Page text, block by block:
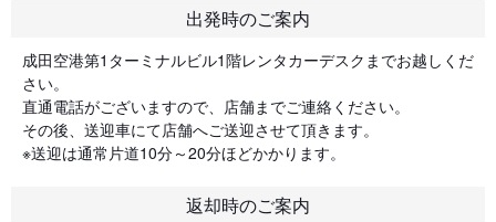
出発時のご案内
成田空港第1ターミナルビル1階レンタカーデスクまでお越しくだ
さい。
直通電話がございますので、店舗までご連絡ください。
その後、送迎車にて店舗へご送迎させて頂きます。
※送迎は通常片道10分～20分ほどかかります。
返却時のご案内